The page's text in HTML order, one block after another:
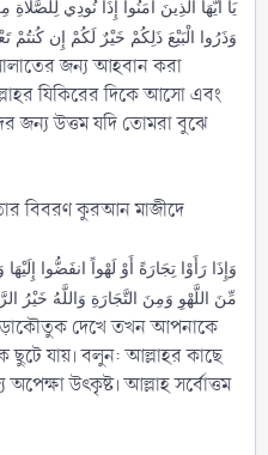
يَا أَيُّهَا الَّذِينَ آمَنُوا إِذَا نُودِي
وَذَرُوا الْبَيْعَ ذَلِكُمْ خَيْرٌ لَكُمْ إِن كُنتُمْ
জন্য আহবান করা
যিকিরের দিকে আসো এবং
জন্য উত্তম যদি তোমরা বুঝে
বিবরণ কুরআন মাজীদে
وَإِذَا رَأَوْا تِجَارَةً أَوْ لَهْواً انفَضُّوا
مِّنَ اللَّهْوِ وَمِنَ التَّجَارَةِ وَاللَّهُ خَيْرُ
দেখে তখন আপনাকে
ছুটে যায়। বলুন: আল্লাহর কাছে
উৎকৃষ্ট। আল্লাহ সর্বোত্তম